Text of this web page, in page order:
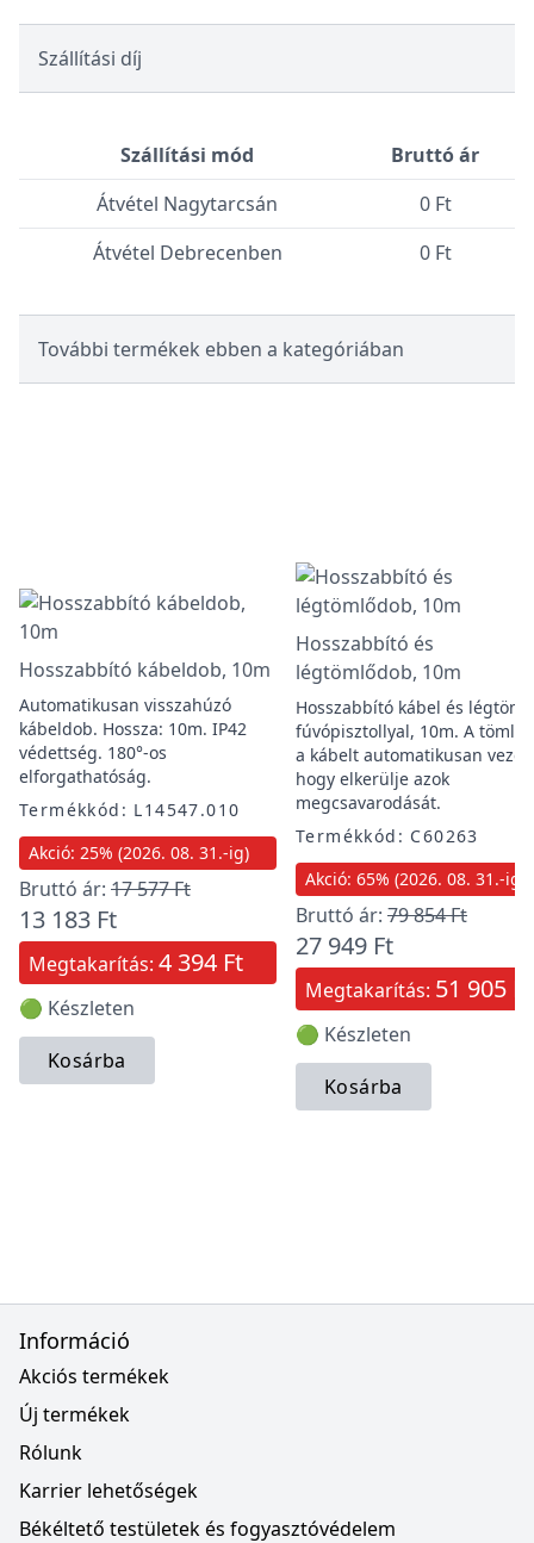
Szállítási díj
Szállítási mód
Bruttó ár
Átvétel Nagytarcsán
0 Ft
Átvétel Debrecenben
0 Ft
További termékek ebben a kategóriában
Hosszabbító kábeldob, 10m
Automatikusan visszahúzó
kábeldob. Hossza: 10m. IP42
védettség. 180°-os
elforgathatóság.
Termékkód: L14547.010
Akció: 25% (2026. 08. 31.-ig)
Bruttó ár: 17 577 Ft
13 183 Ft
Megtakarítás: 4 394 Ft
🟢 Készleten
Kosárba
Hosszabbító és
légtömlődob, 10m
Hosszabbító kábel és
fúvópisztollyal, 10m. A tömlőt
a kábelt automatikusan
hogy elkerülje azok
megcsavarodását.
Termékkód: C60263
Akció: 65% (2026. 08. 31.-ig)
Bruttó ár: 79 854 Ft
27 949 Ft
Megtakarítás: 51 905 Ft
🟢 Készleten
Kosárba
Információ
Akciós termékek
Új termékek
Rólunk
Karrier lehetőségek
Békéltető testületek és fogyasztóvédelem